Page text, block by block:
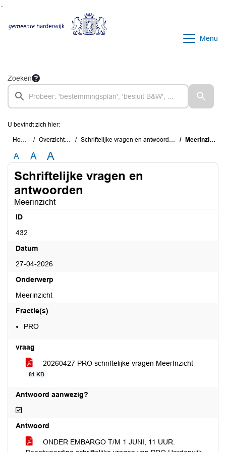
Menu
Zoeken
U bevindt zich hier:
Home Overzichten Schriftelijke vragen en antwoorden Meerinzicht
A A A
Schriftelijke vragen en
antwoorden
Meerinzicht
ID
432
Datum
27-04-2026
Onderwerp
Meerinzicht
Fractie(s)
PRO
vraag
20260427 PRO schriftelijke vragen MeerInzicht
81 KB
Antwoord aanwezig?
Antwoord aanwezig?
Antwoord
ONDER EMBARGO T/M 1 JUNI, 11 UUR.